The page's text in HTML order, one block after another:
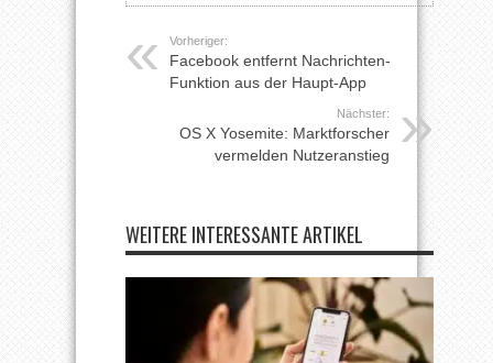
Vorheriger:
Facebook entfernt Nachrichten-
Funktion aus der Haupt-App
Nächster:
OS X Yosemite: Marktforscher
vermelden Nutzeranstieg
WEITERE INTERESSANTE ARTIKEL